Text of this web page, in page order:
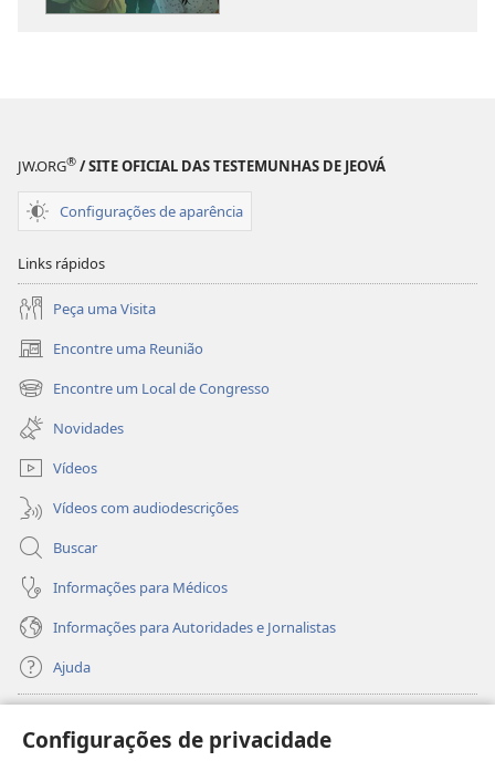
Configurações de privacidade
JW.ORG® / SITE OFICIAL DAS TESTEMUNHAS DE JEOVÁ
Configurações de aparência
Links rápidos
Peça uma Visita
Encontre uma Reunião
(abre
nova
janela)
Encontre um Local de Congresso
(abre
nova
janela)
Novidades
Vídeos
Vídeos com audiodescrições
Buscar
Informações para Médicos
Informações para Autoridades e Jornalistas
Ajuda
(abre
nova